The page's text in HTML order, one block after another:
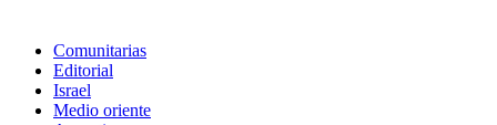
Comunitarias
Editorial
Israel
Medio oriente